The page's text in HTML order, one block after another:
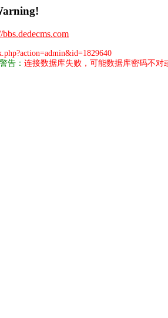
告： 连接数据库失败，可能数据库密码不对